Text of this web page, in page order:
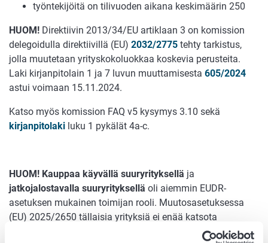
työntekijöitä on tilivuoden aikana keskimäärin 250
HUOM! Direktiivin 2013/34/EU artiklaan 3 on komission
delegoidulla direktiivillä (EU) 2032/2775 tehty tarkistus,
jolla muutetaan yrityskokoluokkaa koskevia perusteita.
Laki kirjanpitolain 1 ja 7 luvun muuttamisesta 605/2024
astui voimaan 15.11.2024.
Katso myös komission FAQ v5 kysymys 3.10 sekä
kirjanpitolaki luku 1 pykälät 4a-c.
HUOM! Kauppaa käyvällä suuryrityksellä ja
jatkojalostavalla suuryrityksellä oli aiemmin EUDR-
asetuksen mukainen toimijan rooli. Muutosasetuksessa
(EU) 2025/2650 tällaisia yrityksiä ei enää katsota
toimijoiksi, vaan velvoitteet ovat samat kuin muillakin